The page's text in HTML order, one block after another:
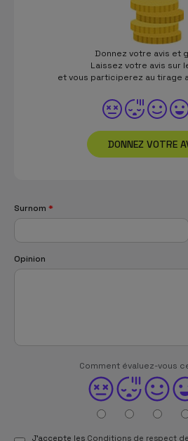
Donnez votre avis et
Laissez votre avis sur
et vous participerez au tirage
DONNEZ VOTRE
Surnom *
Opinion
Comment évaluez-vous
J'accepte les Conditions de respect